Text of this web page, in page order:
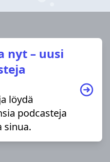
nyt – uusi
löydä
podcasteja
sinua.